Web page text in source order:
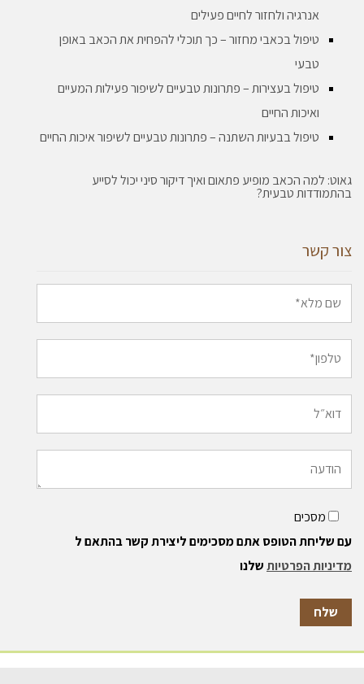
אנרגיה ולחזור לחיים פעילים
טיפול בכאבי מחזור – כך תוכלי להפחית את הכאב באופן
טבעי
טיפול בעצירות – פתרונות טבעיים לשיפור פעילות המעיים
ואיכות החיים
טיפול בבעיות השתנה – פתרונות טבעיים לשיפור איכות החיים
גאוט: למה הכאב מופיע פתאום ואיך דיקור סיני יכול לסייע
בהתמודדות טבעית?
צור קשר
מסכים
עם שליחת הטופס אתם מסכימים ליצירת קשר בהתאם ל
מדיניות הפרטיותשלנו